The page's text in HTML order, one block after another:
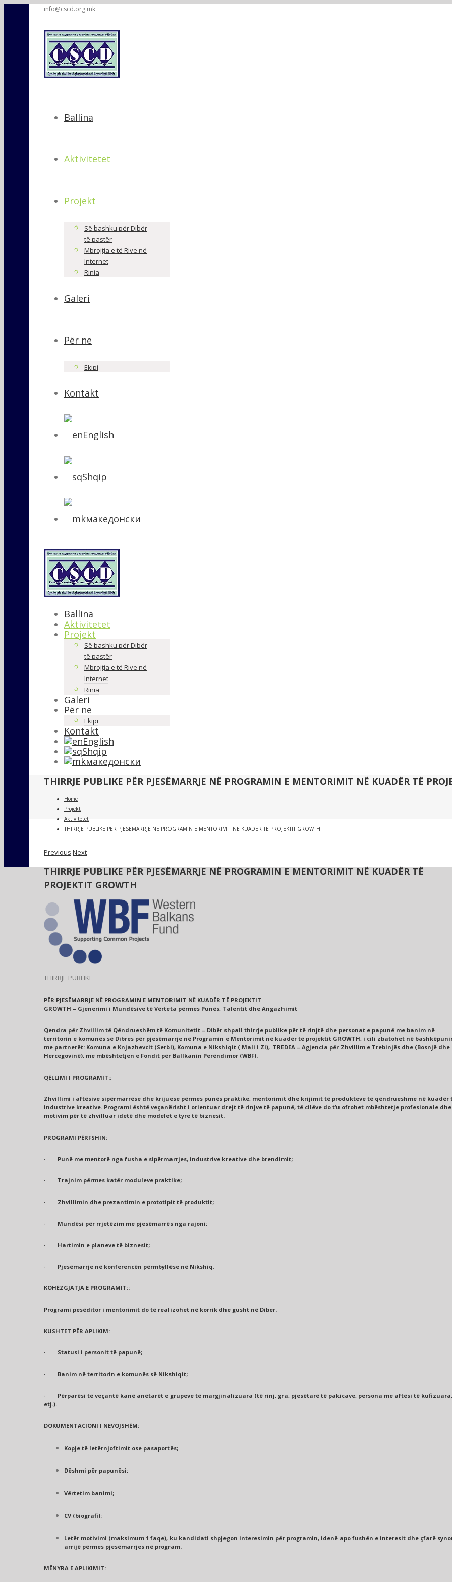
info@cscd.org.mk
Ballina
Aktivitetet
Projekt
Së bashku për Dibër
të pastër
Mbrojtja e të Rive në
Internet
Rinia
Galeri
Për ne
Ekipi
Kontakt
English
Shqip
македонски
Ballina
Aktivitetet
Projekt
Së bashku për Dibër
të pastër
Mbrojtja e të Rive në
Internet
Rinia
Galeri
Për ne
Ekipi
Kontakt
English
Shqip
македонски
THIRRJE PUBLIKE PËR PJESËMARRJE NË PROGRAMIN E MENTORIMIT NË KUADËR TË
Home
Projekt
Aktivitetet
THIRRJE PUBLIKE PËR PJESËMARRJE NË PROGRAMIN E MENTORIMIT NË KUADËR TË PROJEKTIT GROWTH
Previous Next
THIRRJE PUBLIKE PËR PJESËMARRJE NË PROGRAMIN E MENTORIMIT NË KUADËR TË
PROJEKTIT GROWTH
THIRRJE PUBLIKE
PËR PJESËMARRJE NË PROGRAMIN E MENTORIMIT NË KUADËR TË PROJEKTIT
GROWTH – Gjenerimi i Mundësive të Vërteta përmes Punës, Talentit dhe Angazhimit
Qendra për Zhvillim të Qëndrueshëm të Komunitetit – Dibër shpall thirrje publike për të rinjtë dhe personat e papunë me banim në
territorin e komunës së Dibres për pjesëmarrje në Programin e Mentorimit në kuadër të projektit GROWTH, i cili zbatohet në
me partnerët: Komuna e Knjazhevcit (Serbi), Komuna e Nikshiqit ( Mali i Zi), TREDEA – Agjencia për Zhvillim e Trebinjës dhe (Bosnjë dhe
Hercegovinë), me mbështetjen e Fondit për Ballkanin Perëndimor (WBF).
QËLLIMI I PROGRAMIT::
Zhvillimi i aftësive sipërmarrëse dhe krijuese përmes punës praktike, mentorimit dhe krijimit të produkteve të qëndrueshme në kuadër
industrive kreative. Programi është veçanërisht i orientuar drejt të rinjve të papunë, të cilëve do t’u ofrohet mbështetje profesionale dhe
motivim për të zhvilluar idetë dhe modelet e tyre të biznesit.
PROGRAMI PËRFSHIN:
· Punë me mentorë nga fusha e sipërmarrjes, industrive kreative dhe brendimit;
· Trajnim përmes katër moduleve praktike;
· Zhvillimin dhe prezantimin e prototipit të produktit;
· Mundësi për rrjetëzim me pjesëmarrës nga rajoni;
· Hartimin e planeve të biznesit;
· Pjesëmarrje në konferencën përmbyllëse në Nikshiq.
KOHËZGJATJA E PROGRAMIT::
Programi pesëditor i mentorimit do të realizohet në korrik dhe gusht në Diber.
KUSHTET PËR APLIKIM:
· Statusi i personit të papunë;
· Banim në territorin e komunës së Nikshiqit;
· Përparësi të veçantë kanë anëtarët e grupeve të margjinalizuara (të rinj, gra, pjesëtarë të pakicave, persona me aftësi të kufizuara,
etj.).
DOKUMENTACIONI I NEVOJSHËM:
Kopje të letërnjoftimit ose pasaportës;
Dëshmi për papunësi;
Vërtetim banimi;
CV (biografi);
Letër motivimi (maksimum 1 faqe), ku kandidati shpjegon interesimin për programin, idenë apo fushën e interesit dhe çfarë
arrijë përmes pjesëmarrjes në program.
MËNYRA E APLIKIMIT: